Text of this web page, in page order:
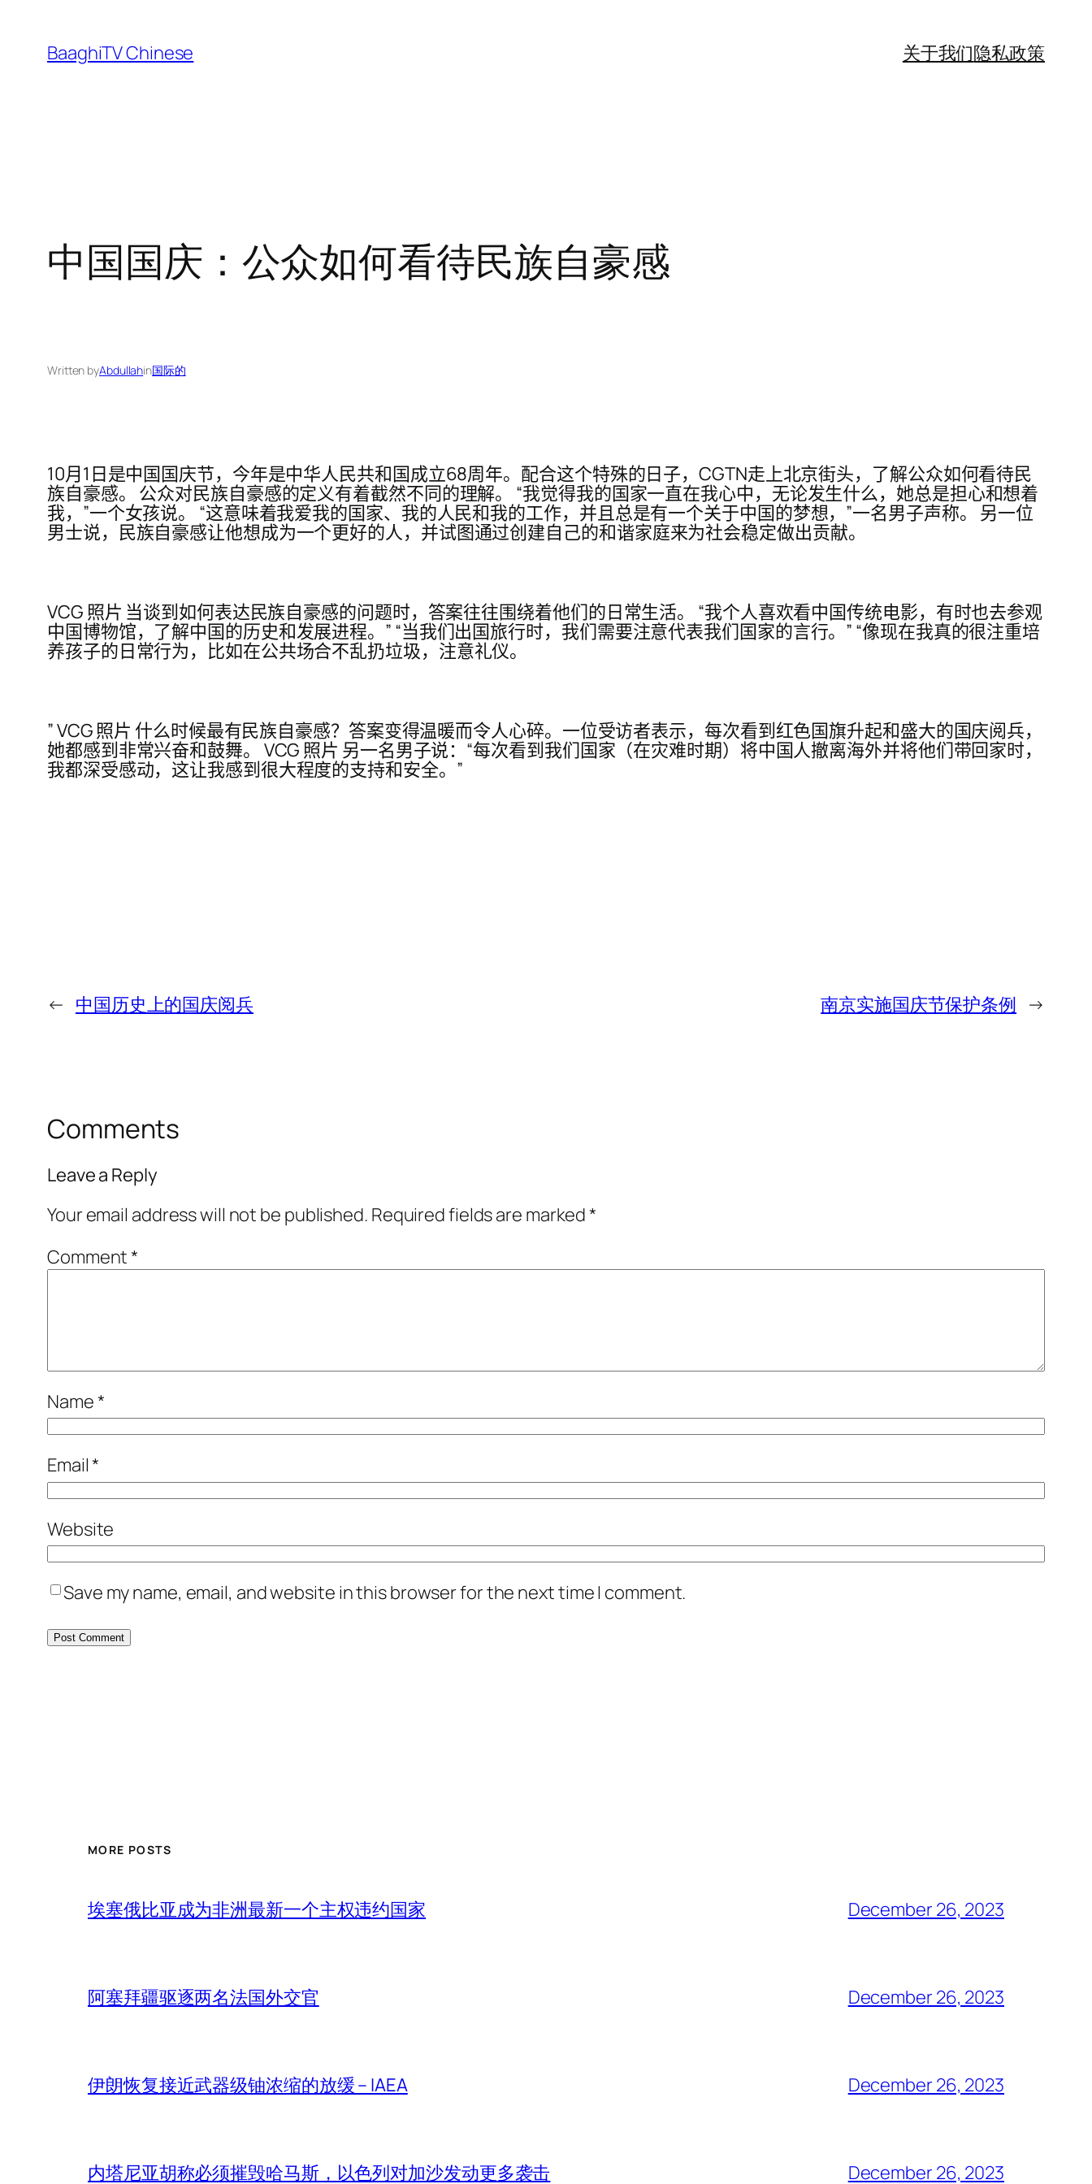
content
BaaghiTV Chinese 关于我们隐私政策
中国国庆：公众如何看待民族自豪感
Written byAbdullahin国际的
10月1日是中国国庆节，今年是中华人民共和国成立68周年。配合这个特殊的日子，CGTN走上北京街头，了解公众如何看待民
族自豪感。 公众对民族自豪感的定义有着截然不同的理解。 “我觉得我的国家一直在我心中，无论发生什么，她总是担心和想着
我，”一个女孩说。 “这意味着我爱我的国家、我的人民和我的工作，并且总是有一个关于中国的梦想，”一名男子声称。 另一位
男士说，民族自豪感让他想成为一个更好的人，并试图通过创建自己的和谐家庭来为社会稳定做出贡献。
VCG 照片 当谈到如何表达民族自豪感的问题时，答案往往围绕着他们的日常生活。 “我个人喜欢看中国传统电影，有时也去参观
中国博物馆，了解中国的历史和发展进程。” “当我们出国旅行时，我们需要注意代表我们国家的言行。” “像现在我真的很注重培
养孩子的日常行为，比如在公共场合不乱扔垃圾，注意礼仪。
” VCG 照片 什么时候最有民族自豪感？答案变得温暖而令人心碎。一位受访者表示，每次看到红色国旗升起和盛大的国庆阅兵，
她都感到非常兴奋和鼓舞。 VCG 照片 另一名男子说：“每次看到我们国家（在灾难时期）将中国人撤离海外并将他们带回家时，
我都深受感动，这让我感到很大程度的支持和安全。”
← 中国历史上的国庆阅兵 南京实施国庆节保护条例 →
Comments
Leave a Reply
Your email address will not be published. Required fields are marked*
Comment*
Name*
Email*
Website
Save my name, email, and website in this browser for the next time I comment.
MORE POSTS
埃塞俄比亚成为非洲最新一个主权违约国家 December 26, 2023
阿塞拜疆驱逐两名法国外交官 December 26, 2023
伊朗恢复接近武器级铀浓缩的放缓 – IAEA December 26, 2023
内塔尼亚胡称必须摧毁哈马斯，以色列对加沙发动更多袭击 December 26, 2023